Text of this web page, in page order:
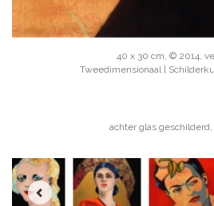
40 x 30 cm, © 2014,
Tweedimensionaal |
achter glas